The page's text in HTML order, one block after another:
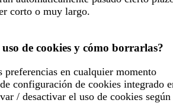
corto o muy largo.
de cookies y cómo borrarlas?
preferencias en cualquier momento
configuración de cookies integrado
/ desactivar el uso de cookies según